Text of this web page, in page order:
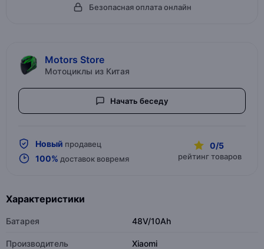
Безопасная оплата онлайн
Motors Store
Мотоциклы из Китая
Начать беседу
Новый продавец
100% доставок вовремя
0/5
рейтинг товаров
Характеристики
Батарея 48V/10Ah
Производитель Xiaomi